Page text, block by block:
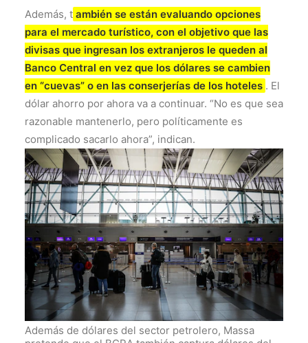
Además, t ambién se están evaluando opciones
para el mercado turístico, con el objetivo que las
divisas que ingresan los extranjeros le queden al
Banco Central en vez que los dólares se cambien
en “cuevas” o en las conserjerías de los hoteles . El
dólar ahorro por ahora va a continuar. “No es que sea
razonable mantenerlo, pero políticamente es
complicado sacarlo ahora”, indican.
Además de dólares del sector petrolero, Massa